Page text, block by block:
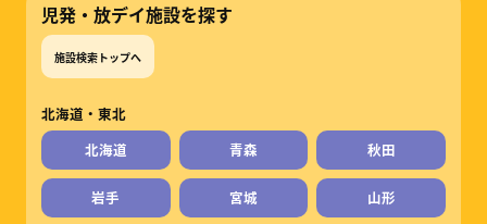
児発・放デイ施設を探す
施設検索トップへ
北海道・東北
北海道
青森 秋田
岩手 宮城 山形